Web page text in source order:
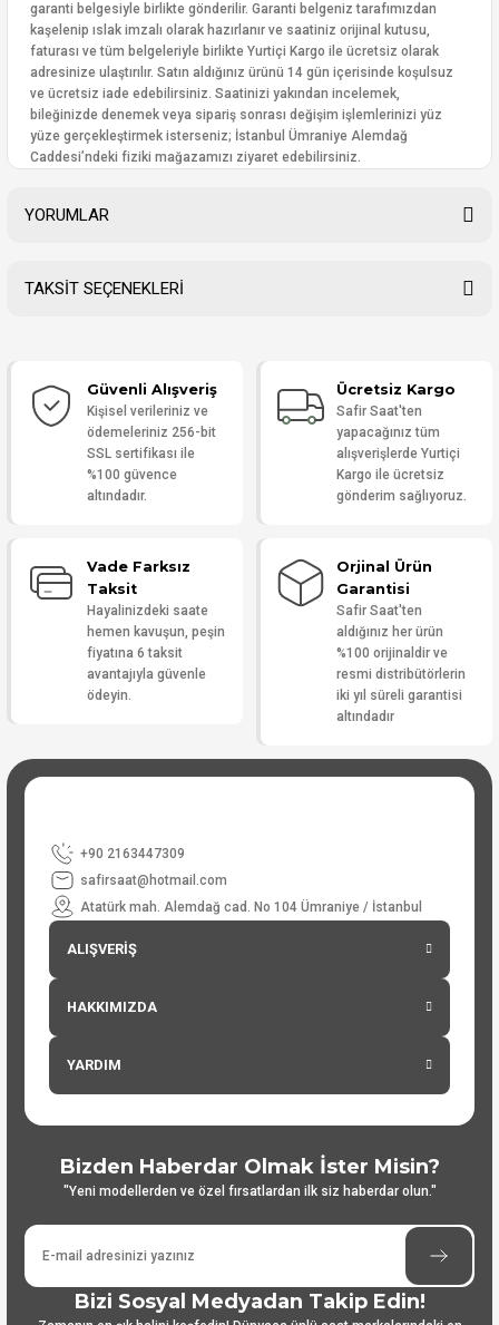
garanti belgesiyle birlikte gönderilir. Garanti belgeniz tarafımızdan
kaşelenip ıslak imzalı olarak hazırlanır ve saatiniz orijinal kutusu,
faturası ve tüm belgeleriyle birlikte Yurtiçi Kargo ile ücretsiz olarak
adresinize ulaştırılır. Satın aldığınız ürünü 14 gün içerisinde koşulsuz
ve ücretsiz iade edebilirsiniz. Saatinizi yakından incelemek,
bileğinizde denemek veya sipariş sonrası değişim işlemlerinizi yüz
yüze gerçekleştirmek isterseniz; İstanbul Ümraniye Alemdağ
Caddesi’ndeki fiziki mağazamızı ziyaret edebilirsiniz.
YORUMLAR
Yorum Yaz
TAKSİT SEÇENEKLERİ
Güvenli Alışveriş
Kişisel verileriniz ve
ödemeleriniz 256-bit
SSL sertifikası ile
%100 güvence
altındadır.
Ücretsiz Kargo
Safir Saat'ten
yapacağınız tüm
alışverişlerde Yurtiçi
Kargo ile ücretsiz
gönderim sağlıyoruz.
Vade Farksız
Taksit
Hayalinizdeki saate
hemen kavuşun, peşin
fiyatına 6 taksit
avantajıyla güvenle
ödeyin.
Orjinal Ürün
Garantisi
Safir Saat'ten
aldığınız her ürün
%100 orijinaldir ve
resmi distribütörlerin
iki yıl süreli garantisi
altındadır
+90 2163447309
safirsaat@hotmail.com
Atatürk mah. Alemdağ cad. No 104 Ümraniye / İstanbul
ALIŞVERİŞ
HAKKIMIZDA
YARDIM
Bizden Haberdar Olmak İster Misin?
"Yeni modellerden ve özel fırsatlardan ilk siz haberdar olun."
Bizi Sosyal Medyadan Takip Edin!